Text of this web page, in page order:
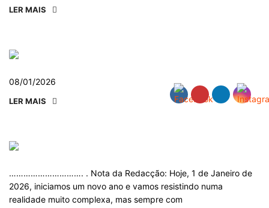
LER MAIS
08/01/2026
LER MAIS
…………………………. . Nota da Redacção: Hoje, 1 de Janeiro de
2026, iniciamos um novo ano e vamos resistindo numa
realidade muito complexa, mas sempre com